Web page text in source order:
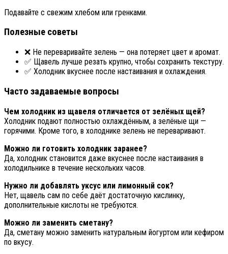
Подавайте с свежим хлебом или гренками.
Полезные советы
❌ Не переваривайте зелень — она потеряет цвет и аромат.
✅ Щавель лучше резать крупно, чтобы сохранить текстуру.
✅ Холодник вкуснее после настаивания и охлаждения.
Часто задаваемые вопросы
Чем холодник из щавеля отличается от зелёных щей?
Холодник подают полностью охлаждённым, а зелёные щи —
горячими. Кроме того, в холоднике зелень не переваривают.
Можно ли готовить холодник заранее?
Да, холодник становится даже вкуснее после настаивания в
холодильнике в течение нескольких часов.
Нужно ли добавлять уксус или лимонный сок?
Нет, щавель сам по себе даёт достаточную кислинку,
дополнительные кислоты не требуются.
Можно ли заменить сметану?
Да, сметану можно заменить натуральным йогуртом или кефиром
по вкусу.